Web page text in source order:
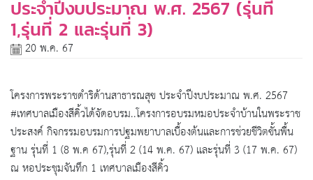
ประจำปีงบประมาณ พ.ศ. 2567 (รุ่นที่
1,รุ่นที่ 2 และรุ่นที่ 3)
20 พ.ค. 67
โครงการพระราชดำริด้านสาธารณสุข ประจำปีงบประมาณ พ.ศ. 2567
#เทศบาลเมืองสีคิ้วได้จัดอบรม..โครงการอบรมหมอประจำบ้านในพระราช
ประสงค์ กิจกรรมอบรมการปฐมพยาบาลเบื้องต้นและการช่วยชีวิตขั้นพื้น
ฐาน รุ่นที่ 1 (8 พ.ค 67),รุ่นที่ 2 (14 พ.ค. 67) และรุ่นที่ 3 (17 พ.ค. 67)
ณ หอประชุมจันทึก 1 เทศบาลเมืองสีคิ้ว